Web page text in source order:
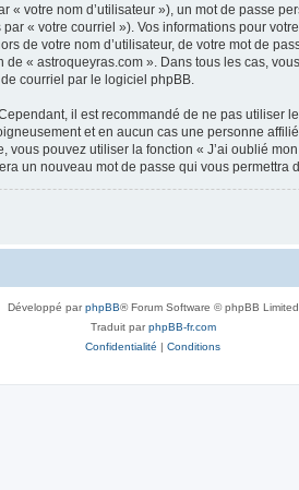
votre nom d’utilisateur »), un mot de passe
« votre courriel »). Vos informations pour
de votre nom d’utilisateur, de votre mot de
« astroqueyras.com ». Dans tous les cas,
courriel par le logiciel phpBB.
il est recommandé de ne pas utiliser
et en aucun cas une personne
pouvez utiliser la fonction « J’ai oublié
un nouveau mot de passe qui vous permettra
Développé parphpBB® Forum Software © phpBB Limited
Traduit parphpBB-fr.com
Confidentialité | Conditions